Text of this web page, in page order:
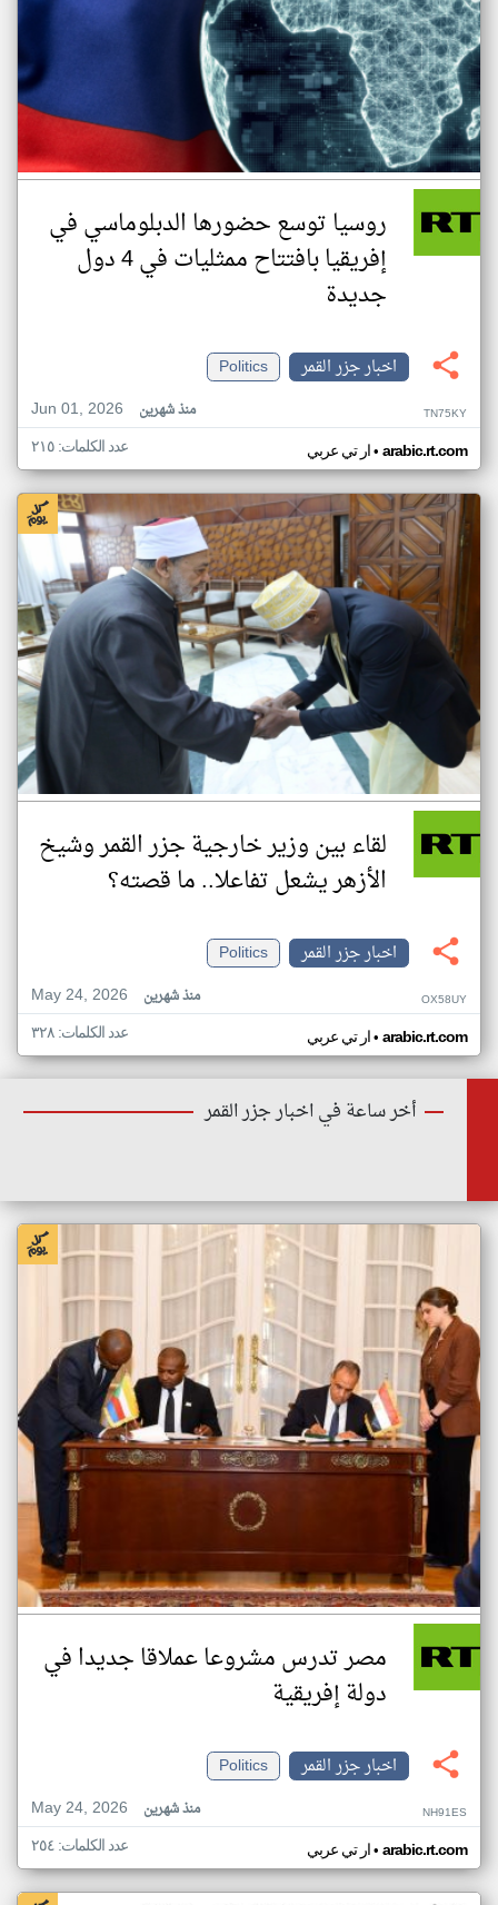
روسيا توسع حضورها الدبلوماسي في
إفريقيا بافتتاح ممثليات في 4 دول
جديدة
اخبار جزر القمر
Politics
Jun 01, 2026
منذ شهرين TN75KY
ار تي عربي• arabic.rt.com عدد الكلمات: ٢١٥
لقاء بين وزير خارجية جزر القمر وشيخ
الأزهر يشعل تفاعلا.. ما قصته؟
اخبار جزر القمر
Politics
May 24, 2026
منذ شهرين OX58UY
ار تي عربي• arabic.rt.com عدد الكلمات: ٣٢٨
أخر ساعة في اخبار جزر القمر
مصر تدرس مشروعا عملاقا جديدا في
دولة إفريقية
اخبار جزر القمر
Politics
May 24, 2026
منذ شهرين NH91ES
ار تي عربي• arabic.rt.com عدد الكلمات: ٢٥٤